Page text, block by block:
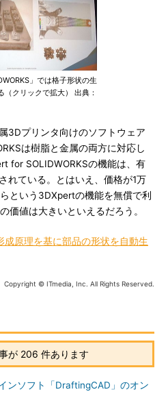
」では格子形状の生
（クリックで拡大） 出典：
3Dプリンタ向けのソフトウェア
は樹脂と金属の両方に対応し
for SOLIDWORKSの機能は、有
れている。とはいえ、価格が1万
という3DXpertの機能を無償で利
価値は大きいといえるだろう。
成原理を基に部品の形状を自動生
Copyright © ITmedia, Inc. All Rights Reserved.
が 206 件あります
ンソフト「DraftingCAD」のオン